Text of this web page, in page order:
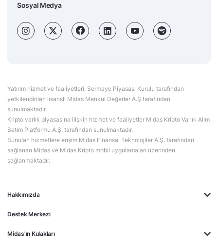
Hakkımızda
Destek Merkezi
Midas'ın Kulakları
Sosyal Medya
Yatırım hizmet ve faaliyetleri, Sermaye Piyasası Kurulu tarafından
yetkilendirilen lisanslı Midas Menkul Değerler A.Ş tarafından
sunulmaktadır.
Kripto varlık piyasasına ilişkin hizmet ve faaliyetler Midas Kripto Varlık Alım
Satım Platformu A.Ş. tarafından sunulmaktadır.
Sunulan hizmetlere erişim Midas Finansal Teknolojiler A.Ş. tarafından
sağlanan Midas ve Midas Kripto mobil uygulamaları üzerinden
sağlanmaktadır.